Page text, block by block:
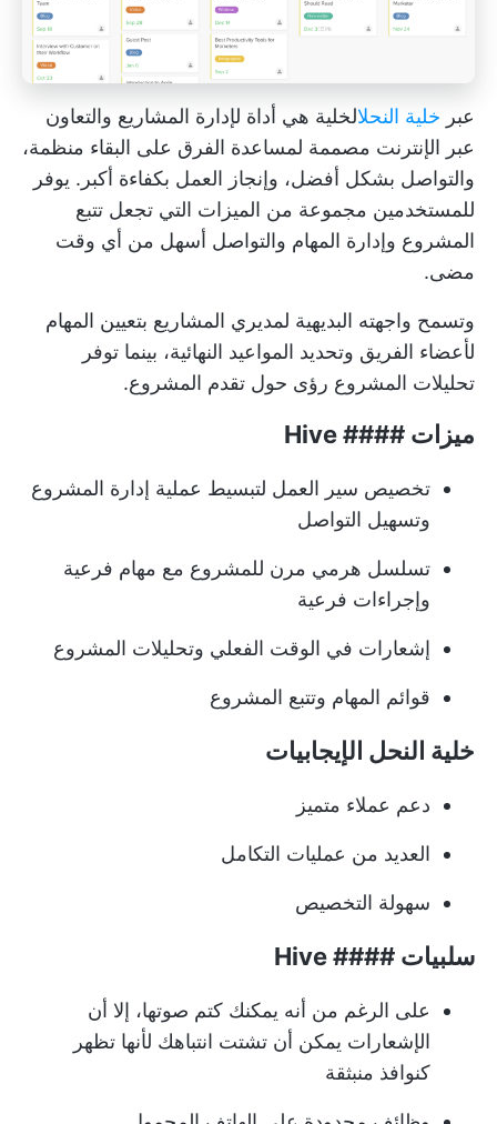
عبر خلية النحلالخلية هي أداة لإدارة المشاريع والتعاون
عبر الإنترنت مصممة لمساعدة الفرق على البقاء منظمة،
والتواصل بشكل أفضل، وإنجاز العمل بكفاءة أكبر. يوفر
للمستخدمين مجموعة من الميزات التي تجعل تتبع
المشروع وإدارة المهام والتواصل أسهل من أي وقت
مضى.
وتسمح واجهته البديهية لمديري المشاريع بتعيين المهام
لأعضاء الفريق وتحديد المواعيد النهائية، بينما توفر
تحليلات المشروع رؤى حول تقدم المشروع.
ميزات #### Hive
تخصيص سير العمل لتبسيط عملية إدارة المشروع
وتسهيل التواصل
تسلسل هرمي مرن للمشروع مع مهام فرعية
وإجراءات فرعية
إشعارات في الوقت الفعلي وتحليلات المشروع
قوائم المهام وتتبع المشروع
خلية النحل الإيجابيات
دعم عملاء متميز
العديد من عمليات التكامل
سهولة التخصيص
سلبيات #### Hive
على الرغم من أنه يمكنك كتم صوتها، إلا أن
الإشعارات يمكن أن تشتت انتباهك لأنها تظهر
كنوافذ منبثقة